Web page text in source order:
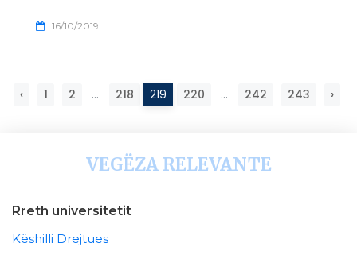
16/10/2019
‹ 1 2 ... 218 219 220 ... 242 243 ›
VEGËZA RELEVANTE
Rreth universitetit
Këshilli Drejtues